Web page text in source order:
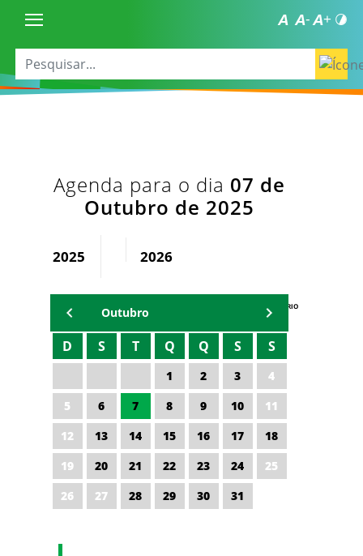
Agenda para o dia 07 de
Outubro de 2025
2025 2026
AGENDA DO SECRETÁRIO
Outubro
D S T Q Q S S
1 2 3
4
5
6 7 8 9 10
11
12
13 14 15 16 17
18
19
20 21 22 23 24
25
26
27 28 29 30 31